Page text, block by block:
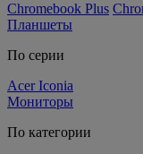
Chromebook Plus
Планшеты
По серии
Acer Iconia
Мониторы
По категории